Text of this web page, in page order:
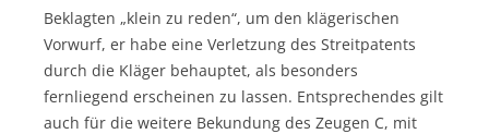
Beklagten „klein zu reden“, um den klägerischen
Vorwurf, er habe eine Verletzung des Streitpatents
durch die Kläger behauptet, als besonders
fernliegend erscheinen zu lassen. Entsprechendes gilt
auch für die weitere Bekundung des Zeugen C, mit